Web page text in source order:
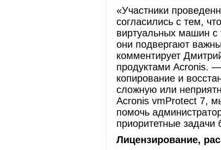
«Участники
согласились с тем,
виртуальных машин с
они подвергают
комментирует
продуктами Acronis.
копирование и
сложную или
Acronis vmProtect 7,
помочь
приоритетные
Лицензирование,